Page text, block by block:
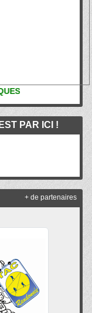
PAR ICI !
+ de partenaires